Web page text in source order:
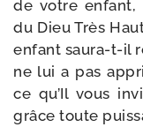
de votre enfant,
du Dieu Très
enfant saura-​t-​il
ne lui a pas
ce qu’Il vous
grâce toute